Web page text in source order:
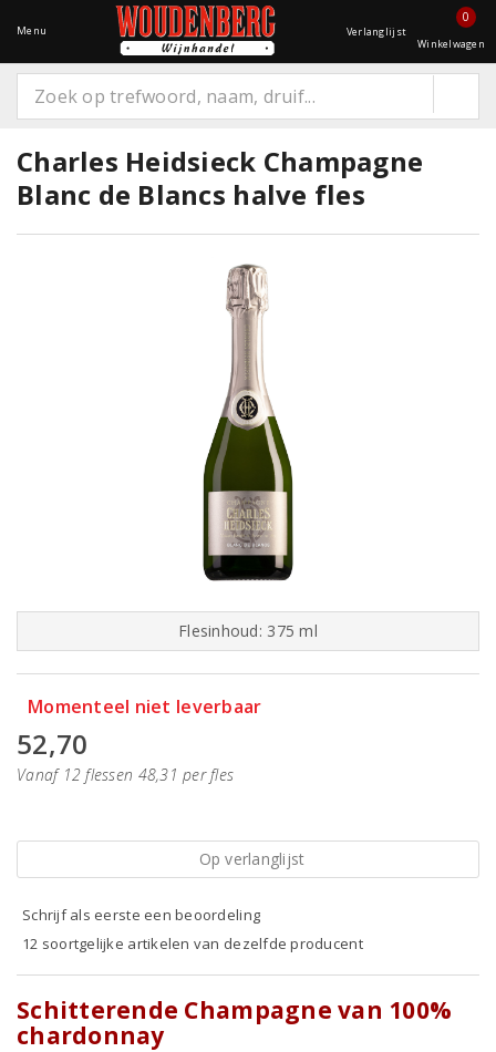
Menu Verlanglijst
0
Winkelwagen
Charles Heidsieck Champagne
Blanc de Blancs halve fles
Flesinhoud: 375 ml
Momenteel niet leverbaar
52,70
Vanaf 12 flessen 48,31 per fles
Op verlanglijst
Schrijf als eerste een beoordeling
12 soortgelijke artikelen van dezelfde producent
Schitterende Champagne van 100%
chardonnay